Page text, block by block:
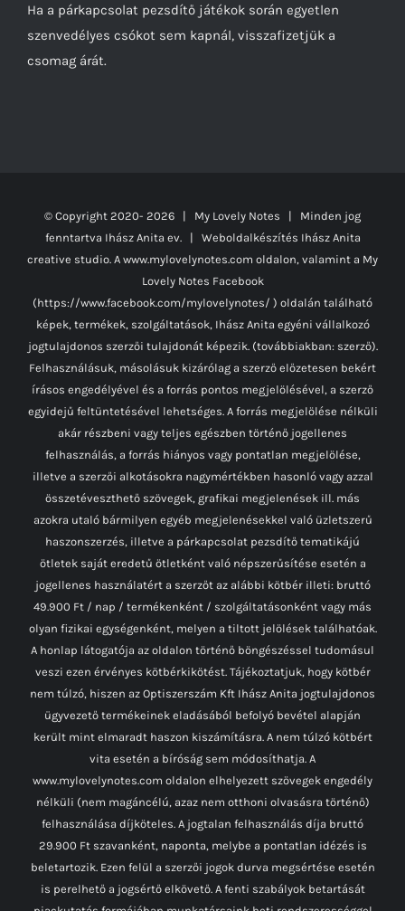
Ha a párkapcsolat pezsdítő játékok során egyetlen
szenvedélyes csókot sem kapnál, visszafizetjük a
csomag árát.
© Copyright 2020- 2026 | My Lovely Notes | Minden jog
fenntartva Ihász Anita ev. | Weboldalkészítés Ihász Anita
creative studio. A www.mylovelynotes.com oldalon, valamint a My
Lovely Notes Facebook
(https://www.facebook.com/mylovelynotes/ ) oldalán található
képek, termékek, szolgáltatások, Ihász Anita egyéni vállalkozó
jogtulajdonos szerzői tulajdonát képezik. (továbbiakban: szerző).
Felhasználásuk, másolásuk kizárólag a szerző előzetesen bekért
írásos engedélyével és a forrás pontos megjelölésével, a szerző
egyidejű feltüntetésével lehetséges. A forrás megjelölése nélküli
akár részbeni vagy teljes egészben történő jogellenes
felhasználás, a forrás hiányos vagy pontatlan megjelölése,
illetve a szerzői alkotásokra nagymértékben hasonló vagy azzal
összetéveszthető szövegek, grafikai megjelenések ill. más
azokra utaló bármilyen egyéb megjelenésekkel való üzletszerű
haszonszerzés, illetve a párkapcsolat pezsdítő tematikájú
ötletek saját eredetű ötletként való népszerűsítése esetén a
jogellenes használatért a szerzőt az alábbi kötbér illeti: bruttó
49.900 Ft / nap / termékenként / szolgáltatásonként vagy más
olyan fizikai egységenként, melyen a tiltott jelölések találhatóak.
A honlap látogatója az oldalon történő böngészéssel tudomásul
veszi ezen érvényes kötbérkikötést. Tájékoztatjuk, hogy kötbér
nem túlzó, hiszen az Optiszerszám Kft Ihász Anita jogtulajdonos
ügyvezető termékeinek eladásából befolyó bevétel alapján
került mint elmaradt haszon kiszámításra. A nem túlzó kötbért
vita esetén a bíróság sem módosíthatja. A
www.mylovelynotes.com oldalon elhelyezett szövegek engedély
nélküli (nem magáncélú, azaz nem otthoni olvasásra történő)
felhasználása díjköteles. A jogtalan felhasználás díja bruttó
29.900 Ft szavanként, naponta, melybe a pontatlan idézés is
beletartozik. Ezen felül a szerzői jogok durva megsértése esetén
is perelhető a jogsértő elkövető. A fenti szabályok betartását